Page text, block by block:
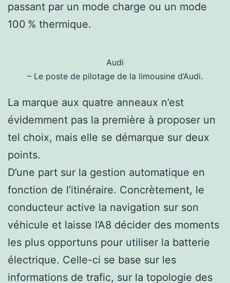
passant par un mode charge ou un mode
100 % thermique.
Audi
– Le poste de pilotage de la limousine d’Audi.
La marque aux quatre anneaux n’est
évidemment pas la première à proposer un
tel choix, mais elle se démarque sur deux
points.
D’une part sur la gestion automatique en
fonction de l’itinéraire. Concrètement, le
conducteur active la navigation sur son
véhicule et laisse l’A8 décider des moments
les plus opportuns pour utiliser la batterie
électrique. Celle-ci se base sur les
informations de trafic, sur la topologie des